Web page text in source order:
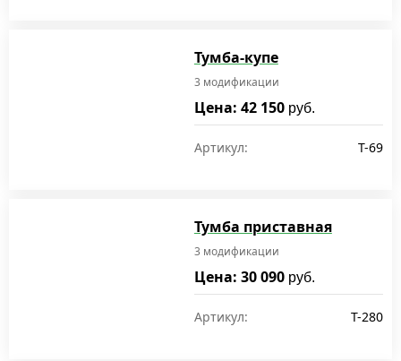
Тумба-купе
3 модификации
Цена: 42 150 руб.
Артикул: T-69
Тумба приставная
3 модификации
Цена: 30 090 руб.
Артикул: T-280